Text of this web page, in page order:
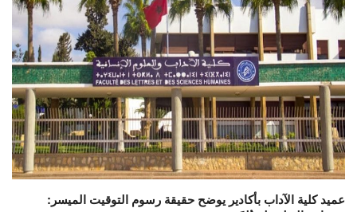
عميد كلية الآداب بأكادير يوضح حقيقة رسوم التوقيت الميسر: